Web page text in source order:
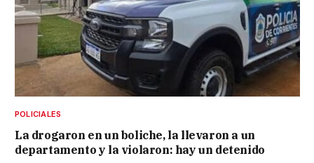
POLICIALES
La drogaron en un boliche, la llevaron a un
departamento y la violaron: hay un detenido